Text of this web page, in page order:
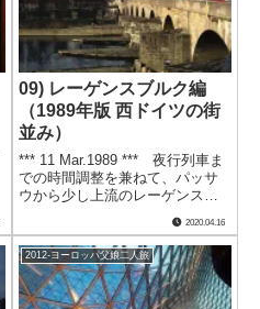
09) レーゲンスブルク編
（1989年版 西ドイツの街
並み）
*** 11 Mar.1989 *** 夜行列車ま
での時間調整を兼ねて、パッサ
ウから少し上流のレーゲンスブ
南ドイツはおしまい。数日間で
はありましたが、南ドイツの時
間の流れは田舎生まれの私にと
って心地良いものでした.....
2020.04.16
2012-ヨーロッパ父娘二人旅